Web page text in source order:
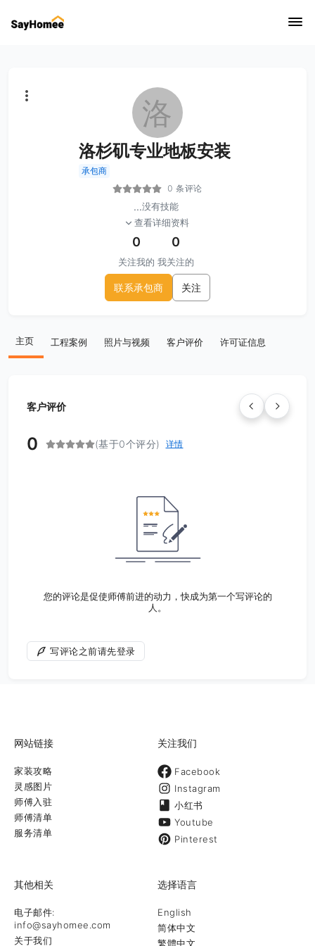
洛
洛杉矶专业地板安装
承包商
0 条评论
...没有技能
查看详细资料
0
关注我的
0
我关注的
联系承包商 关注
主页 工程案例 照片与视频 客户评价 许可证信息
客户评价
0 (基于0个评分) 详情
您的评论是促使师傅前进的动力，快成为第一个写评论的
人。
写评论之前请先登录
网站链接
家装攻略
灵感图片
师傅入驻
师傅清单
服务清单
关注我们
Facebook
Instagram
小红书
Youtube
Pinterest
其他相关
电子邮件:
info@sayhomee.com
关于我们
选择语言
English
简体中文
繁體中文